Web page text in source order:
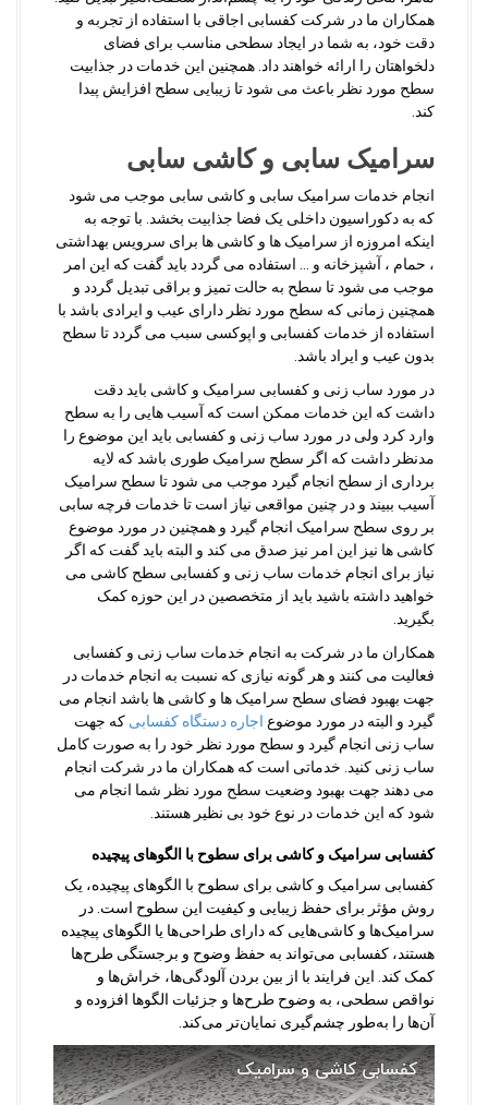
همکاران ما در شرکت کفسابی اجاقی با استفاده از تجربه و
دقت خود، به شما در ایجاد سطحی مناسب برای فضای
دلخواهتان را ارائه خواهند داد. همچنین این خدمات در جذابیت
سطح مورد نظر باعث می شود تا زیبایی سطح افزایش پیدا
کند.
سرامیک سابی و کاشی سابی
انجام خدمات سرامیک سابی و کاشی سابی موجب می شود
که به دکوراسیون داخلی یک فضا جذابیت بخشد. با توجه به
اینکه امروزه از سرامیک ها و کاشی ها برای سرویس بهداشتی
، حمام ، آشپزخانه و … استفاده می گردد باید گفت که این امر
موجب می شود تا سطح به حالت تمیز و براقی تبدیل گردد و
همچنین زمانی که سطح مورد نظر دارای عیب و ایرادی باشد با
استفاده از خدمات کفسابی و اپوکسی سبب می گردد تا سطح
بدون عیب و ایراد باشد.
در مورد ساب زنی و کفسابی سرامیک و کاشی باید دقت
داشت که این خدمات ممکن است که آسیب هایی را به سطح
وارد کرد ولی در مورد ساب زنی و کفسابی باید این موضوع را
مدنظر داشت که اگر سطح سرامیک طوری باشد که لایه
برداری از سطح انجام گیرد موجب می شود تا سطح سرامیک
آسیب ببیند و در چنین مواقعی نیاز است تا خدمات فرچه سابی
بر روی سطح سرامیک انجام گیرد و همچنین در مورد موضوع
کاشی ها نیز این امر نیز صدق می کند و البته باید گفت که اگر
نیاز برای انجام خدمات ساب زنی و کفسابی سطح کاشی می
خواهید داشته باشید باید از متخصصین در این حوزه کمک
بگیرید.
همکاران ما در شرکت به انجام خدمات ساب زنی و کفسابی
فعالیت می کنند و هر گونه نیازی که نسبت به انجام خدمات در
جهت بهبود فضای سطح سرامیک ها و کاشی ها باشد انجام می
گیرد و البته در مورد موضوع اجاره دستگاه کفسابی که جهت
ساب زنی انجام گیرد و سطح مورد نظر خود را به صورت کامل
ساب زنی کنید. خدماتی است که همکاران ما در شرکت انجام
می دهند جهت بهبود وضعیت سطح مورد نظر شما انجام می
شود که این خدمات در نوع خود بی نظیر هستند.
کفسابی سرامیک و کاشی برای سطوح با الگوهای پیچیده
کفسابی سرامیک و کاشی برای سطوح با الگوهای پیچیده، یک
روش مؤثر برای حفظ زیبایی و کیفیت این سطوح است. در
سرامیک‌ها و کاشی‌هایی که دارای طراحی‌ها یا الگوهای پیچیده
هستند، کفسابی می‌تواند به حفظ وضوح و برجستگی طرح‌ها
کمک کند. این فرایند با از بین بردن آلودگی‌ها، خراش‌ها و
نواقص سطحی، به وضوح طرح‌ها و جزئیات الگوها افزوده و
آن‌ها را به‌طور چشم‌گیری نمایان‌تر می‌کند.